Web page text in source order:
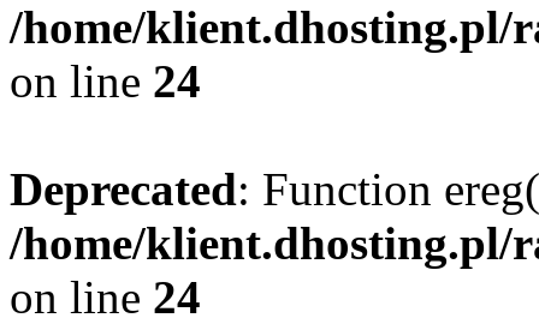
/home/klient.dhosting.pl/
on line 24
Deprecated: Function
/home/klient.dhosting.pl/
on line 24